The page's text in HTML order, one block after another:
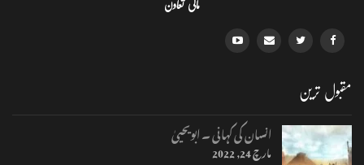
مالی تعاون
مقبول ترین
انسان کی کہانی ۔ ابویحییٰ
مارچ 24, 2022